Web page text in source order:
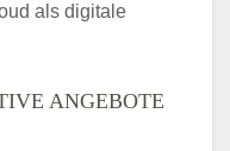
als digitale
ANGEBOTE